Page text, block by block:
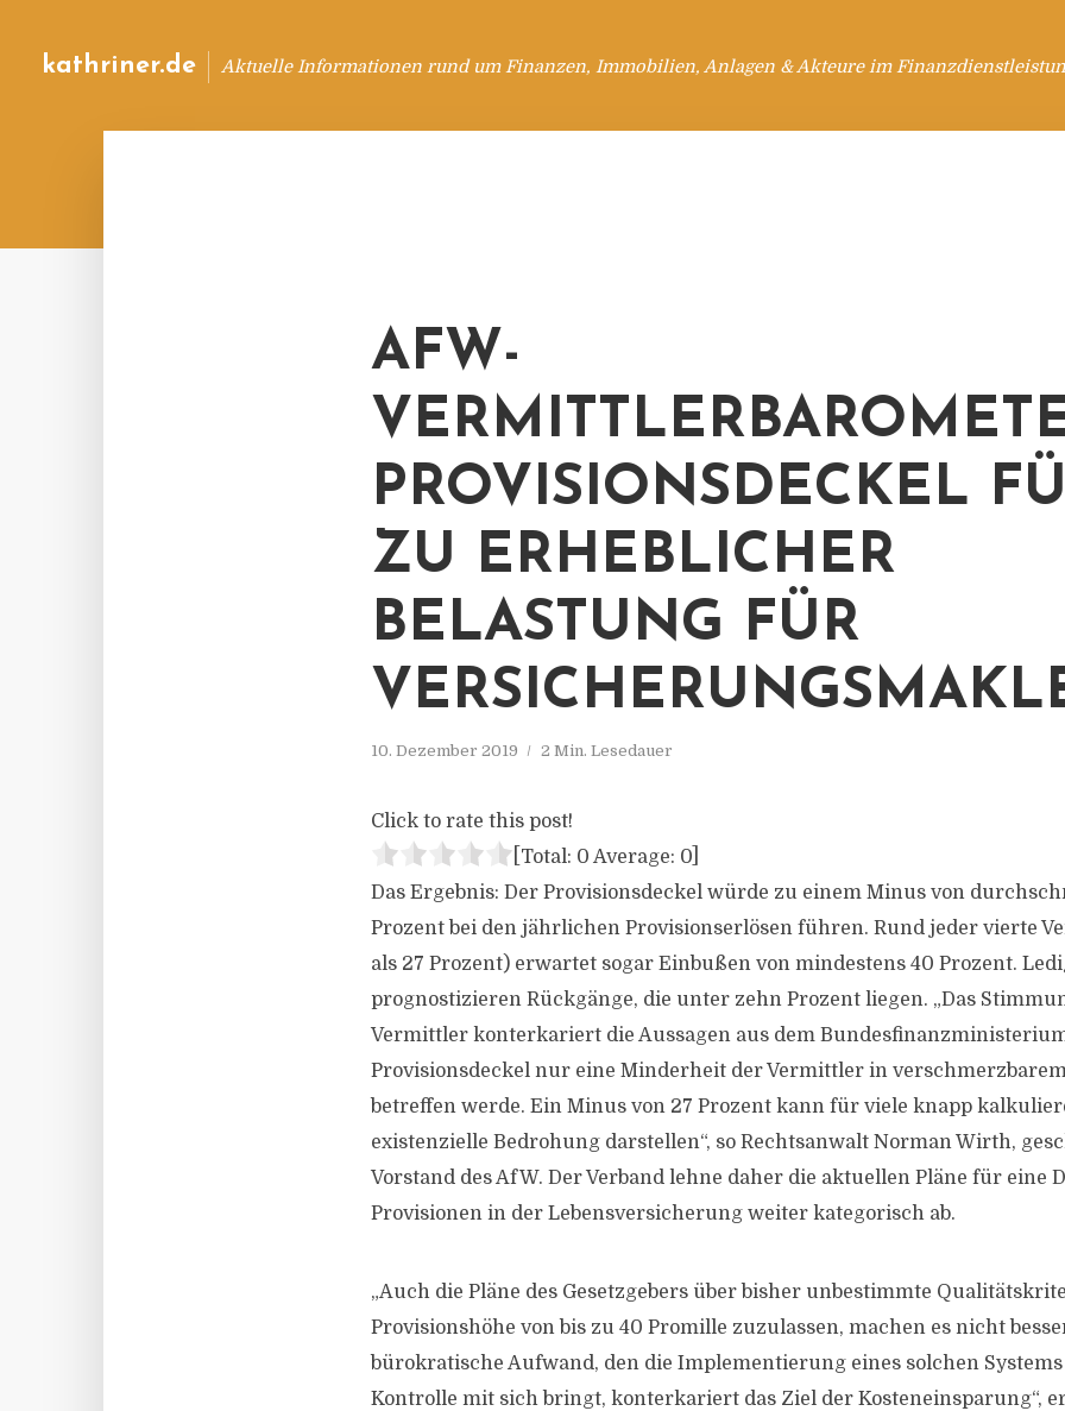
kathriner.de Aktuelle Informationen rund um Finanzen, Immobilien, Anlagen & Akteure im
AFW-
PROVISIONSDECKEL
ZU ERHEBLICHER
BELASTUNG FÜR
10. Dezember 2019 2 Min. Lesedauer
Click to rate this post!
[Total: 0 Average: 0
Das Ergebnis: Der Provisionsdeckel würde zu einem Minus von
Prozent bei den jährlichen Provisionserlösen führen. Rund jeder vierte
als 27 Prozent) erwartet sogar Einbußen von mindestens 40 Prozent.
prognostizieren Rückgänge, die unter zehn Prozent liegen. „Das
Vermittler konterkariert die Aussagen aus dem
Provisionsdeckel nur eine Minderheit der Vermittler in
betreffen werde. Ein Minus von 27 Prozent kann für viele knapp
existenzielle Bedrohung darstellen“, so Rechtsanwalt Norman Wirth,
Vorstand des AfW. Der Verband lehne daher die aktuellen Pläne für eine
Provisionen in der Lebensversicherung weiter kategorisch ab.
„Auch die Pläne des Gesetzgebers über bisher unbestimmte
Provisionshöhe von bis zu 40 Promille zuzulassen, machen es nicht
bürokratische Aufwand, den die Implementierung eines solchen
Kontrolle mit sich bringt, konterkariert das Ziel der Kosteneinsparung“,